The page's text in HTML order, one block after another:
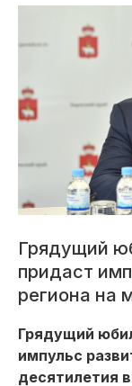
Грядущий
придаст
региона на
Грядущий
импульс
десятилетия